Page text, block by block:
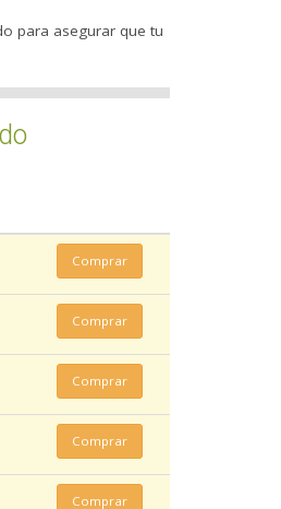
para asegurar que tu
Comprar
Comprar
Comprar
Comprar
Comprar